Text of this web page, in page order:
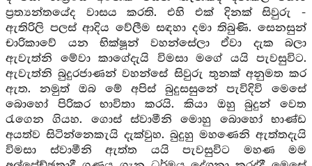
ප්‍රත්‍යන්තයේද වාසය කරති. එහි එක් දිනක් සිවුරු -
ඇතිරිලි පලස් ආදිය වේලීම සඳහා දමා තිබුණි. සෙනසුන්
චාරිකාවේ යන භික්ෂූන් වහන්සේලා ඒවා දැක බලා
ඇවැත්නි මේවා කාගේදැයි විමසා මගේ යයි පැවසුවිට.
ඇවැත්නි බුදුරජාණන් වහන්සේ සිවුරු තුනක් අනුමත කර
ඇත. නමුත් ඔබ මේ අපිස් බුදුසසුනේ පැවිදිවි මෙසේ
බොහෝ පිරිකර භාවිතා කරයි. කියා ඔහු බුදුන් වෙත
රැගෙන ගියහ. ගොස් ස්වාමීනි මොහු බොහෝ භාණ්ඩ
අයත්ව සිටින්නෙකැයි දැක්වුහ. බුදුහු මහණෙනි ඇත්තදැයි
විමසා ස්වාමීනි ඇත්ත යයි පැවසුවිට මහණ මම